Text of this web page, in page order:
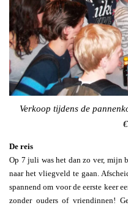
Verkoop tijdens de
De reis
Op 7 juli was het dan zo ver, mijn
naar het vliegveld te gaan.
spannend om voor de eerste keer
zonder ouders of vriendinnen!